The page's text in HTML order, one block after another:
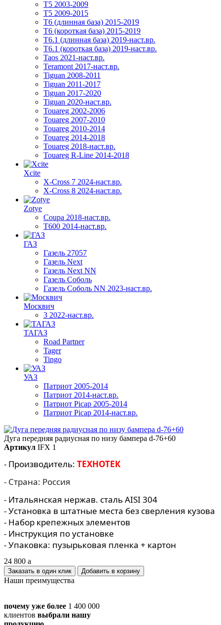
T5 2003-2009
T5 2009-2015
T6 (длинная база) 2015-2019
Т6 (короткая база) 2015-2019
T6.1 (длинная база) 2019-наст.вр.
T6.1 (короткая база) 2019-наст.вр.
Taos 2021-наст.вр.
Teramont 2017-наст.вр.
Tiguan 2008-2011
Tiguan 2011-2017
Tiguan 2017-2020
Tiguan 2020-наст.вр.
Touareg 2002-2006
Touareg 2007-2010
Touareg 2010-2014
Touareg 2014-2018
Touareg 2018-наст.вр.
Touareg R-Line 2014-2018
Xcite
X-Cross 7 2024-наст.вр.
X-Cross 8 2024-наст.вр.
Zotye
Coupa 2018-наст.вр.
T600 2014-наст.вр.
ГАЗ
Газель 27057
Газель Next
Газель Next NN
Газель Соболь
Газель Соболь NN 2023-наст.вр.
Москвич
3 2022-наст.вр.
ТАГАЗ
Road Partner
Tager
Tingo
УАЗ
Патриот 2005-2014
Патриот 2014-наст.вр.
Патриот Picap 2005-2014
Патриот Picap 2014-наст.вр.
Дуга передняя радиусная по низу бампера d-76+60
Артикул IFX 1
- Производитель: ТЕХНОТЕК
- Страна: Россия
- Итальянская нержав. сталь AISI 304
- Установка в штатные места без сверления кузова
- Набор крепежных элементов
- Инструкция по установке
- Упаковка: пузырьковая пленка + картон
24 800 a
Заказать в один клик
Наши преимущества
почему уже более 1 400 000
клиентов выбрали нашу